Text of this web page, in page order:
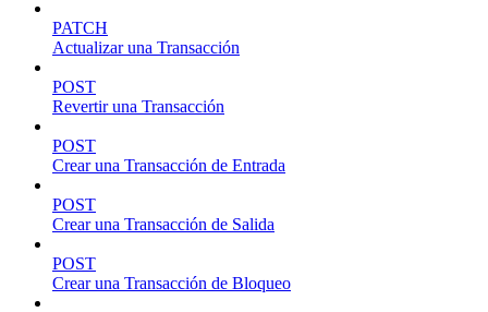
PATCH
Actualizar una Transacción
POST
Revertir una Transacción
POST
Crear una Transacción de Entrada
POST
Crear una Transacción de Salida
POST
Crear una Transacción de Bloqueo